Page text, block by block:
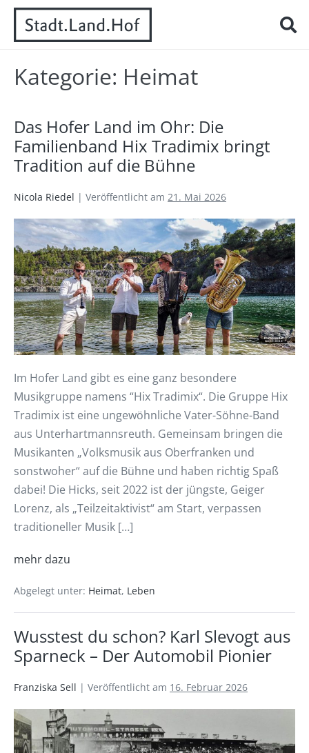
Kategorie: Heimat
Das Hofer Land im Ohr: Die
Familienband Hix Tradimix bringt
Tradition auf die Bühne
Nicola Riedel | Veröffentlicht am 21. Mai 2026
Im Hofer Land gibt es eine ganz besondere
Musikgruppe namens “Hix Tradimix“. Die Gruppe Hix
Tradimix ist eine ungewöhnliche Vater-Söhne-Band
aus Unterhartmannsreuth. Gemeinsam bringen die
Musikanten „Volksmusik aus Oberfranken und
sonstwoher“ auf die Bühne und haben richtig Spaß
dabei! Die Hicks, seit 2022 ist der jüngste, Geiger
Lorenz, als „Teilzeitaktivist“ am Start, verpassen
traditioneller Musik […]
mehr dazu
Abgelegt unter: Heimat, Leben
Wusstest du schon? Karl Slevogt aus
Sparneck – Der Automobil Pionier
Franziska Sell | Veröffentlicht am 16. Februar 2026